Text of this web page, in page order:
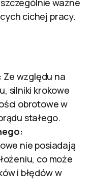
ważne
cichej pracy.
Ze względu na
silniki krokowe
obrotowe w
stałego.
nie posiadają
co może
i błędów w